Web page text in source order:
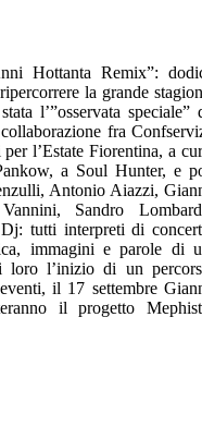
Hottanta Remix”:
la grande
l’”osservata speciale”
fra
l’Estate Fiorentina, a
a Soul Hunter, e
Antonio Aiazzi,
Sandro
tutti interpreti di
immagini e parole di
loro l’inizio di un
il 17 settembre
il progetto